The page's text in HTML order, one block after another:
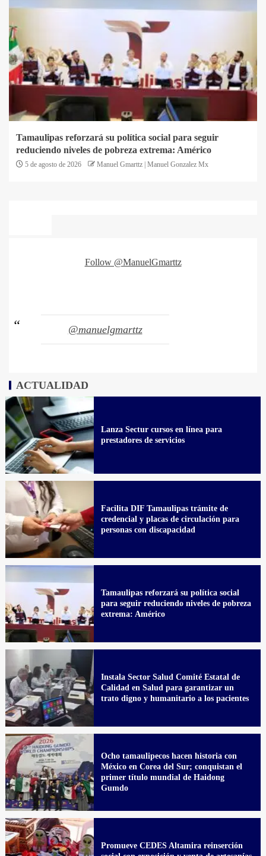
Tamaulipas reforzará su política social para seguir
reduciendo niveles de pobreza extrema: Américo
5 de agosto de 2026 Manuel Gmarttz | Manuel Gonzalez Mx
Follow @ManuelGmarttz
@manuelgmarttz
ACTUALIDAD
Lanza Sectur cursos en línea para
prestadores de servicios
Facilita DIF Tamaulipas trámite de
credencial y placas de circulación para
personas con discapacidad
Tamaulipas reforzará su política social
para seguir reduciendo niveles de pobreza
extrema: Américo
Instala Sector Salud Comité Estatal de
Calidad en Salud para garantizar un
trato digno y humanitario a los pacientes
Ocho tamaulipecos hacen historia con
México en Corea del Sur; conquistan el
primer título mundial de Haidong
Gumdo
Promueve CEDES Altamira reinserción